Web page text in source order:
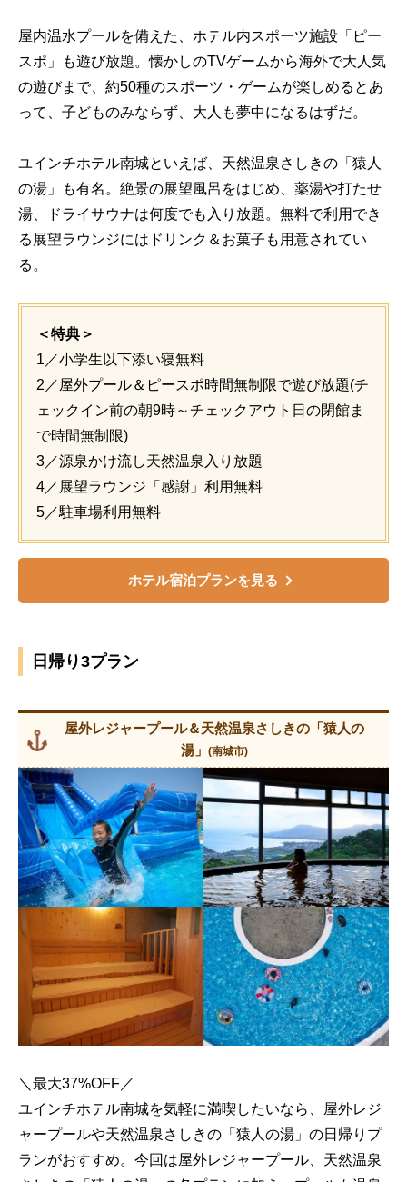
屋内温水プールを備えた、ホテル内スポーツ施設「ピー
スポ」も遊び放題。懐かしのTVゲームから海外で大人気
の遊びまで、約50種のスポーツ・ゲームが楽しめるとあ
って、子どものみならず、大人も夢中になるはずだ。
ユインチホテル南城といえば、天然温泉さしきの「猿人
の湯」も有名。絶景の展望風呂をはじめ、薬湯や打たせ
湯、ドライサウナは何度でも入り放題。無料で利用でき
る展望ラウンジにはドリンク＆お菓子も用意されてい
る。
＜特典＞
1／小学生以下添い寝無料
2／屋外プール＆ピースポ時間無制限で遊び放題(チ
ェックイン前の朝9時～チェックアウト日の閉館ま
で時間無制限)
3／源泉かけ流し天然温泉入り放題
4／展望ラウンジ「感謝」利用無料
5／駐車場利用無料
ホテル宿泊プランを見る
日帰り3プラン
屋外レジャープール＆天然温泉さしきの「猿人の
湯」(南城市)
＼最大37%OFF／
ユインチホテル南城を気軽に満喫したいなら、屋外レジ
ャープールや天然温泉さしきの「猿人の湯」の日帰りプ
ランがおすすめ。今回は屋外レジャープール、天然温泉